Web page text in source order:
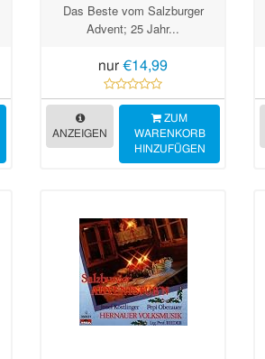
Das Beste vom Salzburger
Advent; 25 Jahr...
nur €14,99
ANZEIGEN
ZUM
WARENKORB
HINZUFÜGEN